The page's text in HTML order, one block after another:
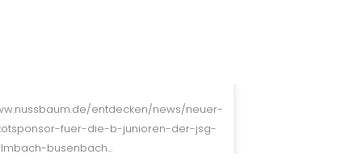
entdecken/news/neuer-
fuer-die-b-junioren-der-jsg-
busenbach...